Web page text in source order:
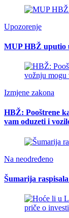
Upozorenje
MUP HBŽ uputio
Izmjene zakona
HBŽ: Pooštrene
vam oduzeti i
Na neodređeno
Šumarija